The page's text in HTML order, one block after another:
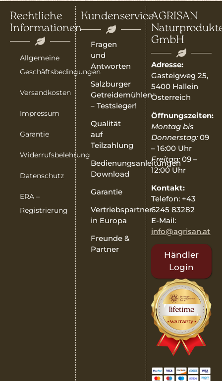
Rechtliche
Informationen
Allgemeine
Geschäftsbedingungen
Versandkosten
Impressum
Garantie
Widerrufsbelehrung
Datenschutz
ERA –
Registrierung
Kundenservice
Fragen
und
Antworten
Salzburger
Getreidemühlen
– Testsieger!
Qualität
auf
Teilzahlung
Bedienungsanleitungen
Download
Garantie
Vertriebspartner
in Europa
Freunde &
Partner
AGRISAN
GmbH
Adresse:
Gasteigweg 25,
5400 Hallein
Österreich
Öffnungszeiten:
Montag bis
Donnerstag:09
– 16:00 Uhr
Freitag:09 –
12:00 Uhr
Kontakt:
Telefon: +43
6245 83282
E-Mail:
info@agrisan.at
Händler
Login